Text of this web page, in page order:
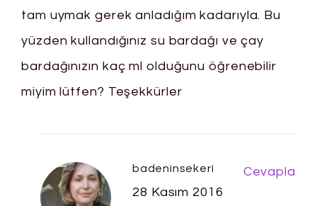
tam uymak gerek anladığım kadarıyla. Bu
yüzden kullandığınız su bardağı ve çay
bardağınızın kaç ml olduğunu öğrenebilir
miyim lütfen? Teşekkürler
badeninsekeri
28 Kasım 2016
Cevapla